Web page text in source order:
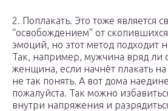
2. Поплакать. Это тоже является
“освобождением” от
эмоций, но этот метод подходит
Так, например, мужчина вряд ли
женщина, если начнёт плакать на
не так понять. А вот дома
пожалуйста. Так можно
внутри напряжения и